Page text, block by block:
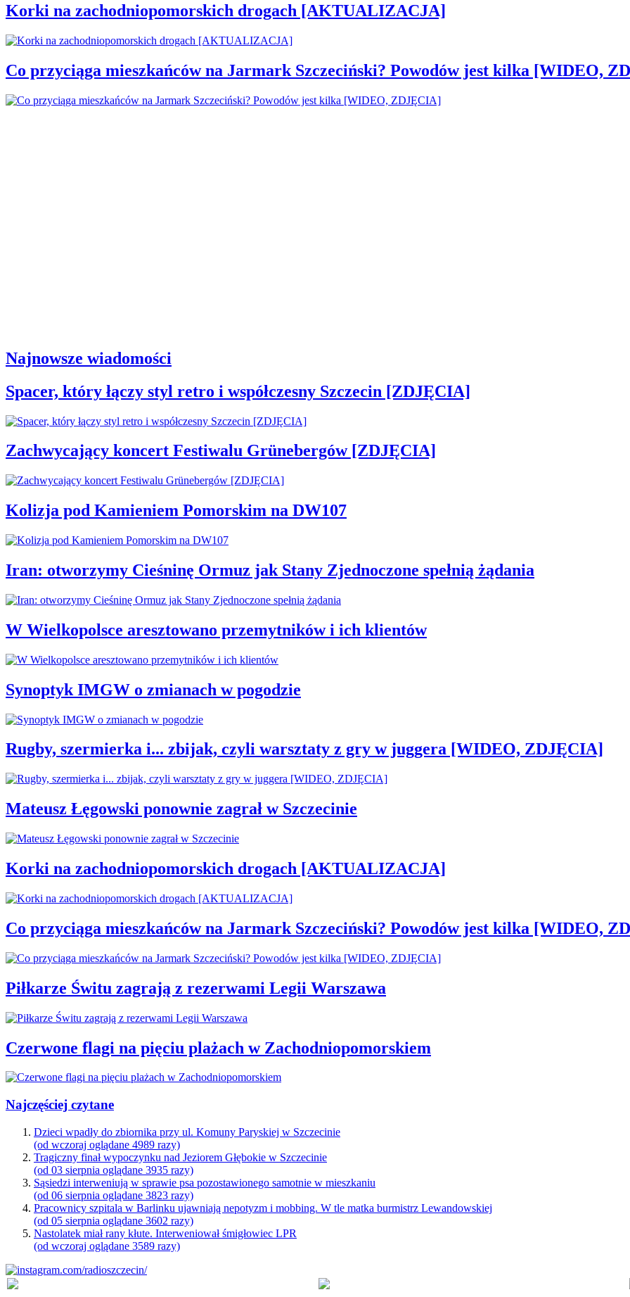
Korki na zachodniopomorskich drogach [AKTUALIZACJA]
Co przyciąga mieszkańców na Jarmark Szczeciński? Powodów jest kilka [WIDEO,
Najnowsze wiadomości
Spacer, który łączy styl retro i współczesny Szczecin [ZDJĘCIA]
Zachwycający koncert Festiwalu Grünebergów [ZDJĘCIA]
Kolizja pod Kamieniem Pomorskim na DW107
Iran: otworzymy Cieśninę Ormuz jak Stany Zjednoczone spełnią żądania
W Wielkopolsce aresztowano przemytników i ich klientów
Synoptyk IMGW o zmianach w pogodzie
Rugby, szermierka i... zbijak, czyli warsztaty z gry w juggera [WIDEO, ZDJĘCIA]
Mateusz Łęgowski ponownie zagrał w Szczecinie
Korki na zachodniopomorskich drogach [AKTUALIZACJA]
Co przyciąga mieszkańców na Jarmark Szczeciński? Powodów jest kilka [WIDEO,
Piłkarze Świtu zagrają z rezerwami Legii Warszawa
Czerwone flagi na pięciu plażach w Zachodniopomorskiem
Najczęściej czytane
Dzieci wpadły do zbiornika przy ul. Komuny Paryskiej w Szczecinie
(od wczoraj oglądane 4989 razy)
Tragiczny finał wypoczynku nad Jeziorem Głębokie w Szczecinie
(od 03 sierpnia oglądane 3935 razy)
Sąsiedzi interweniują w sprawie psa pozostawionego samotnie w mieszkaniu
(od 06 sierpnia oglądane 3823 razy)
Pracownicy szpitala w Barlinku ujawniają nepotyzm i mobbing. W tle matka burmistrz Lewandowskiej
(od 05 sierpnia oglądane 3602 razy)
Nastolatek miał rany kłute. Interweniował śmigłowiec LPR
(od wczoraj oglądane 3589 razy)